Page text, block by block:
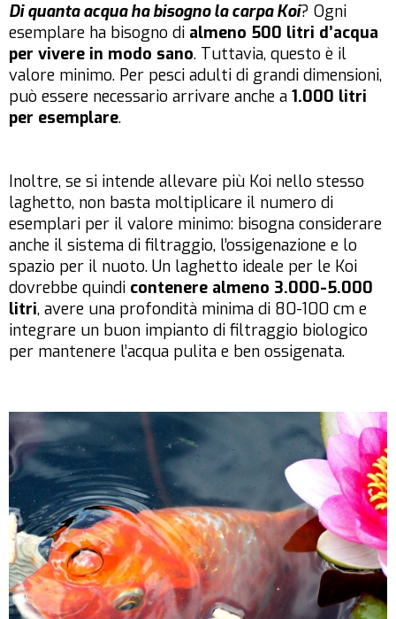
Di quanta acqua ha bisogno la carpa Koi? Ogni
esemplare ha bisogno di almeno 500 litri d’acqua
per vivere in modo sano. Tuttavia, questo è il
valore minimo. Per pesci adulti di grandi dimensioni,
può essere necessario arrivare anche a 1.000 litri
per esemplare.
Inoltre, se si intende allevare più Koi nello stesso
laghetto, non basta moltiplicare il numero di
esemplari per il valore minimo: bisogna considerare
anche il sistema di filtraggio, l’ossigenazione e lo
spazio per il nuoto. Un laghetto ideale per le Koi
dovrebbe quindi contenere almeno 3.000-5.000
litri, avere una profondità minima di 80-100 cm e
integrare un buon impianto di filtraggio biologico
per mantenere l’acqua pulita e ben ossigenata.